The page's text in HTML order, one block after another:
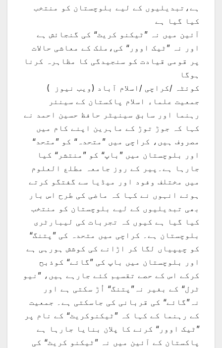
ہے،تبدیلیوں کے لیے بلوچستان کو منتخب
کیا گیا ہے
آئین میں نہ ”ٹیکنو کریٹ“ کی گنجائش ہے
اور نہ ”ٹیک اوور“ کی،ملک کے معاشی حالات
پر قومی قیادت کو سنجیدگی کا مظاہرہ کرنا
ہوگا
کوئٹہ /کراچی /اسلام آباد (ویب نیوز )
جمعیت علماء اسلام پاکستان کے سینئر
رہنما اور سابق سینیٹر حافظ حسین احمد نے
کہا کہ جوڑ توڑ کے ماہرین اپنے کام میں
مصروف ہیں، کراچی میں ”متحدہ“ کو ”متحد“
اور بلوچستان میں ”باپ“ کو ”منتشر“ کیا
جارہا ہے۔پیر کے روز جامعہ مطلع العلوم
میں مختلف وفود اور میڈیا سے گفتگو کرتے
ہوئے انہوں نے کہا کہ ماضی کی طرح اس بار
بھی تبدیلیوں کے لیے بلوچستان کو منتخب
کیا گیا ہے کیوں کہ تجربات کی لیبارٹری
بلوچستان ہے۔ کراچی میں متحدہ کی ”پتنگ“
کو چیپیاں لگا کر اڑانے کی کوشش ہورہی ہے
اور بلوچستان میں باپ کی ”گائے“ کوذبح
کرکے اس کے حصے تقسیم کئے جارہے ہیں، ”نیو
ٹرل“ کے بغیر نہ”پتنگ“ اُڑ سکتی ہے اور
نہ”گائے“ کی قربانی کی جاسکتی ہے۔ جمعیت
کے رہنما کے کہا کہ ”ٹیکنوکریٹ“ کے نام پر
”ٹیک اوور“ کرنے کا پلان بنایا جارہا ہے
پاکستان کے آئین میں نہ ”ٹیکنو کریٹ“ کی